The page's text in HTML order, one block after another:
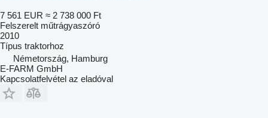
7 561 EUR ≈ 2 738 000 Ft
Felszerelt műtrágyaszóró
2010
Típus traktorhoz
Németország, Hamburg
E-FARM GmbH
Kapcsolatfelvétel az eladóval